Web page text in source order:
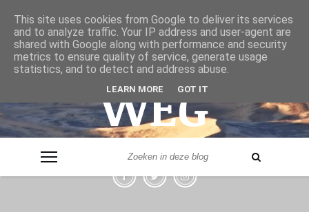
& VER
WEG
This site uses cookies from Google to deliver its services
and to analyze traffic. Your IP address and user-agent are
shared with Google along with performance and security
metrics to ensure quality of service, generate usage
statistics, and to detect and address abuse.
LEARN MORE GOT IT